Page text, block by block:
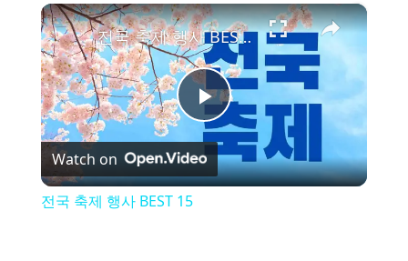
×
P
l
전국 축제 행사 BEST 15
Watch on
전국 축제 행사 BEST 15